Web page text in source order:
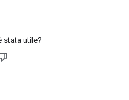
stata utile?